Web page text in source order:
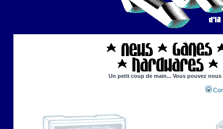
Un petit coup de main... Vous pouvez